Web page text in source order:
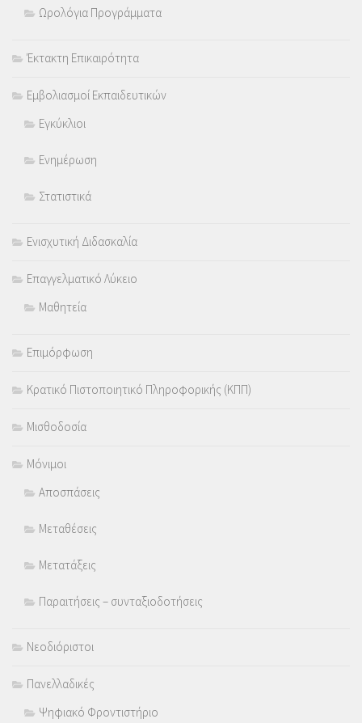
Ωρολόγια Προγράμματα
Έκτακτη Επικαιρότητα
Εμβολιασμοί Εκπαιδευτικών
Εγκύκλιοι
Ενημέρωση
Στατιστικά
Ενισχυτική Διδασκαλία
Επαγγελματικό Λύκειο
Μαθητεία
Επιμόρφωση
Κρατικό Πιστοποιητικό Πληροφορικής (ΚΠΠ)
Μισθοδοσία
Μόνιμοι
Αποσπάσεις
Μεταθέσεις
Μετατάξεις
Παραιτήσεις – συνταξιοδοτήσεις
Νεοδιόριστοι
Πανελλαδικές
Ψηφιακό Φροντιστήριο